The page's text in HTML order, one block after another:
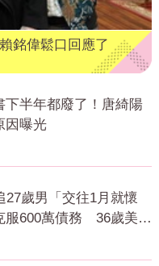
賴銘偉鬆口回應了
下半年都廢了！唐綺陽
因曝光
27歲男「交往1月就懷
服600萬債務 36歲美魔